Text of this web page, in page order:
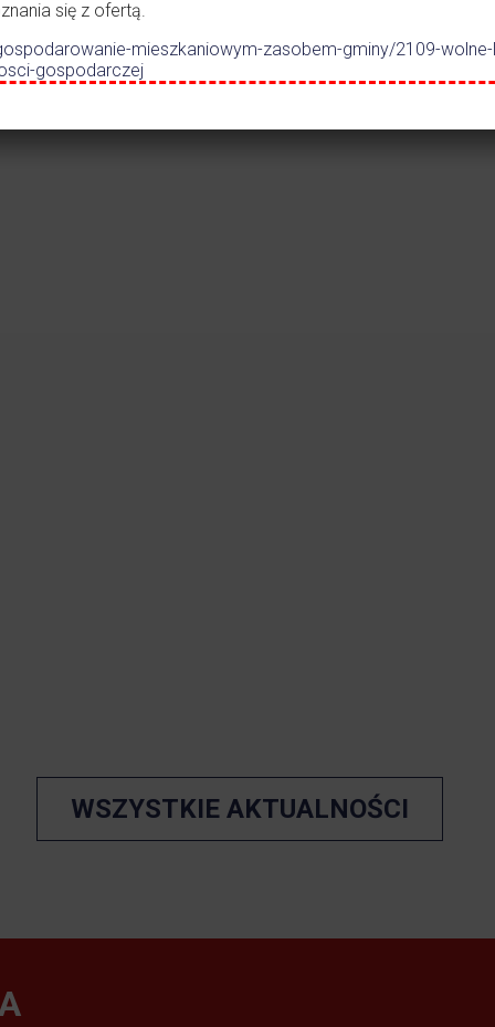
Czytaj więcej
WSZYSTKIE AKTUALNOŚCI
się z ofertą.
mieszkaniowym-zasobem-gminy/2109-
gospodarczej